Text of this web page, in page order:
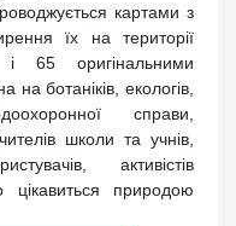
картами з
їх на території
65 оригінальними
ботаніків, екологів,
справи,
школи та учнів,
активістів
цікавиться природою